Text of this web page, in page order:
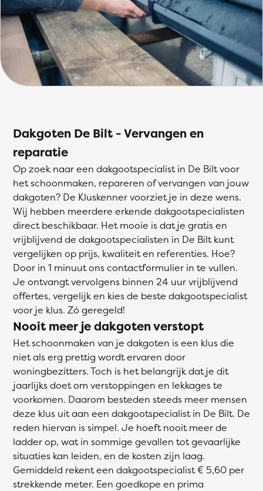
Dakgoten De Bilt - Vervangen en
reparatie
Op zoek naar een dakgootspecialist in De Bilt voor
het schoonmaken, repareren of vervangen van jouw
dakgoten? De Kluskenner voorziet je in deze wens.
Wij hebben meerdere erkende dakgootspecialisten
direct beschikbaar. Het mooie is dat je gratis en
vrijblijvend de dakgootspecialisten in De Bilt kunt
vergelijken op prijs, kwaliteit en referenties. Hoe?
Door in 1 minuut ons contactformulier in te vullen.
Je ontvangt vervolgens binnen 24 uur vrijblijvend
offertes, vergelijk en kies de beste dakgootspecialist
voor je klus. Zó geregeld!
Nooit meer je dakgoten verstopt
Het schoonmaken van je dakgoten is een klus die
niet als erg prettig wordt ervaren door
woningbezitters. Toch is het belangrijk dat je dit
jaarlijks doet om verstoppingen en lekkages te
voorkomen. Daarom besteden steeds meer mensen
deze klus uit aan een dakgootspecialist in De Bilt. De
reden hiervan is simpel. Je hoeft nooit meer de
ladder op, wat in sommige gevallen tot gevaarlijke
situaties kan leiden, en de kosten zijn laag.
Gemiddeld rekent een dakgootspecialist € 5,60 per
strekkende meter. Een goedkope en prima